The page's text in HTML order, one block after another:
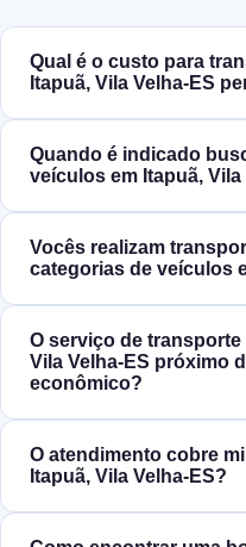
Qual é o custo para
Itapuã, Vila Velha‑ES
Quando é indicado
veículos em Itapuã, Vila
Vocês realizam
categorias de veículos
O serviço de
Vila Velha‑ES próximo
econômico?
O atendimento cobre
Itapuã, Vila Velha‑ES?